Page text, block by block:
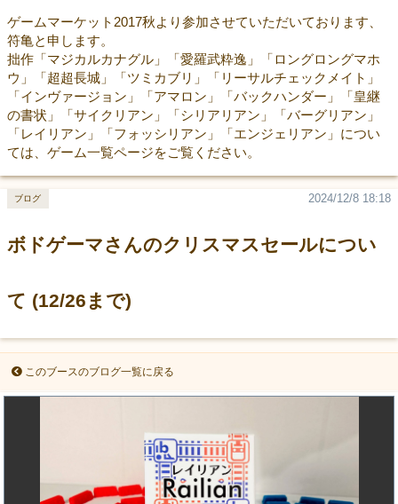
ゲームマーケット2017秋より参加させていただいております、
符亀と申します。
拙作「マジカルカナグル」「愛羅武粋逸」「ロングロングマホ
ウ」「超超長城」「ツミカブリ」「リーサルチェックメイト」
「インヴァージョン」「アマロン」「バックハンダー」「皇継
の書状」「サイクリアン」「シリアリアン」「バーグリアン」
「レイリアン」「フォッシリアン」「エンジェリアン」につい
ては、ゲーム一覧ページをご覧ください。
ボドゲーマさんのクリスマスセールについ
て (12/26まで)
2024/12/8 18:18
ブログ
このブースのブログ一覧に戻る